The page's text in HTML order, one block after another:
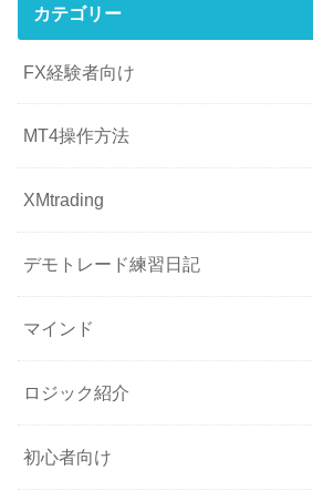
カテゴリー
FX経験者向け
MT4操作方法
XMtrading
デモトレード練習日記
マインド
ロジック紹介
初心者向け